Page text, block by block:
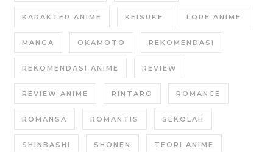
KARAKTER ANIME KEISUKE LORE ANIME
MANGA OKAMOTO REKOMENDASI
REKOMENDASI ANIME REVIEW
REVIEW ANIME RINTARO ROMANCE
ROMANSA ROMANTIS SEKOLAH
SHINBASHI SHONEN TEORI ANIME